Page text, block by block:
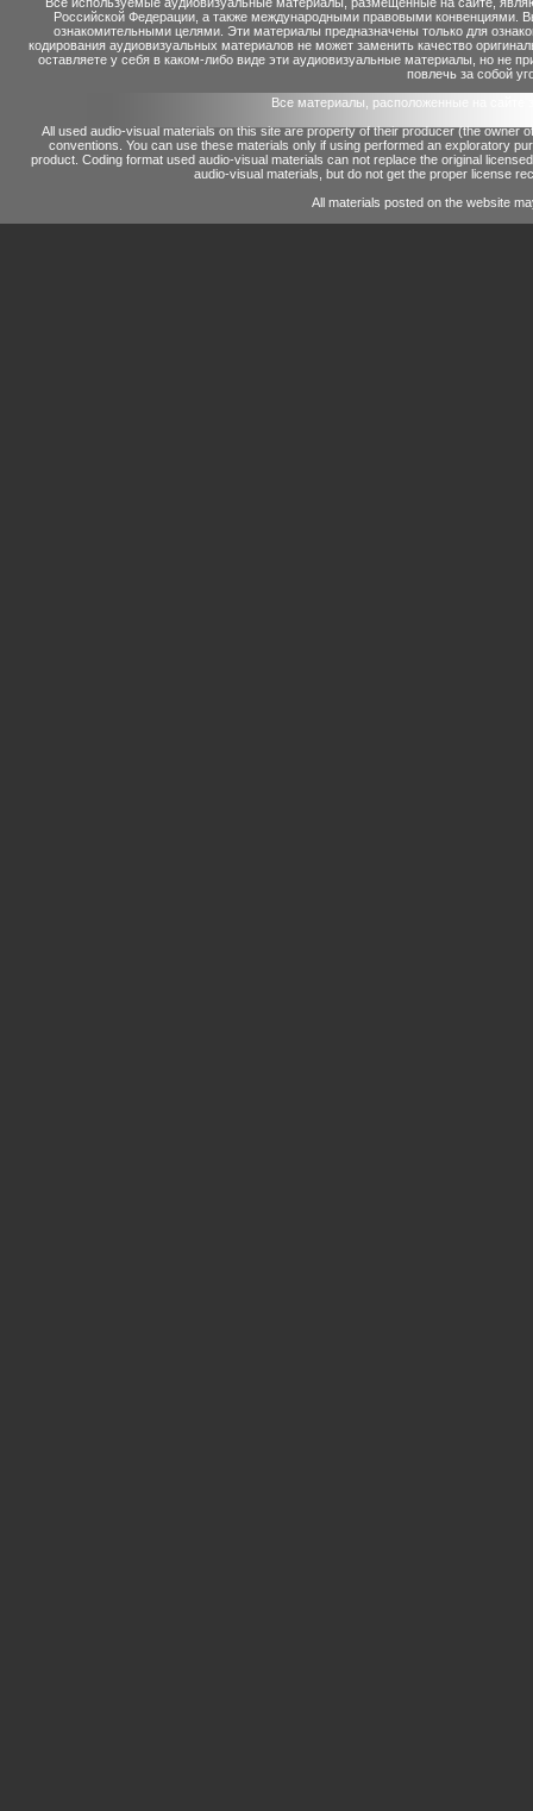
Российской Федерации, а также международными правовыми конвенциями.
ознакомительными целями. Эти материалы предназначены только для
кодирования аудиовизуальных материалов не может заменить качество
оставляете у себя в каком-либо виде эти аудиовизуальные материалы, но не
повлечь за собой
Все материалы, расположенные на сайте
All used audio-visual materials on this site are property of their producer (the owner
conventions. You can use these materials only if using performed an exploratory
product. Coding format used audio-visual materials can not replace the original
audio-visual materials, but do not get the proper license
All materials posted on the website